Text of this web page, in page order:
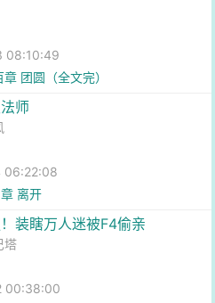
08:10:49
团圆（全文完）
师
06:22:08
离开
装瞎万人迷被F4偷亲
塔
00:38:00